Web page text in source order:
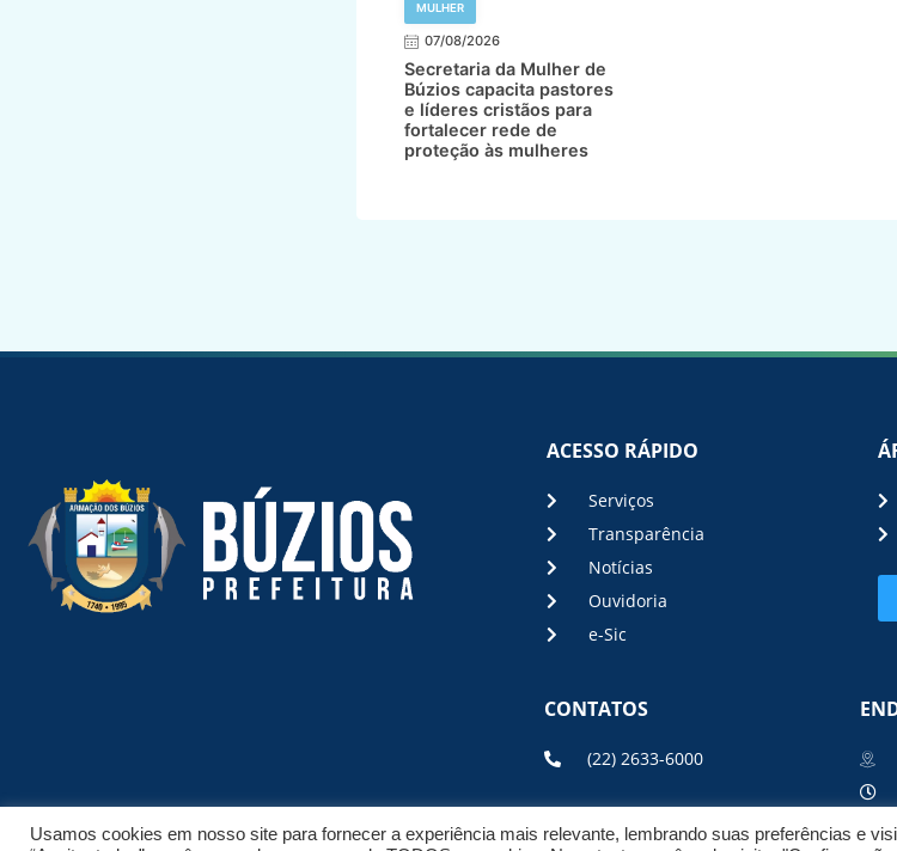
MULHER
07/08/2026
Secretaria da Mulher de
Búzios capacita pastores
e líderes cristãos para
fortalecer rede de
proteção às mulheres
ACESSO RÁPIDO
Serviços
Transparência
Notícias
Ouvidoria
e-Sic
CONTATOS
(22) 2633-6000
Usamos cookies em nosso site para fornecer a experiência mais relevante, lembrando suas preferências e